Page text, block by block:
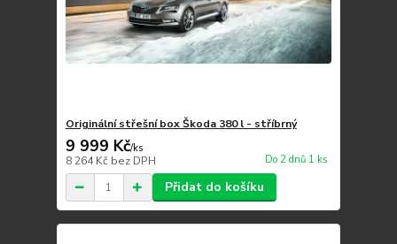
Originální střešní box Škoda 380 l - stříbrný
9 999 Kč/ks
8 264 Kč bez DPH Do 2 dnů 1 ks
Přidat do košíku